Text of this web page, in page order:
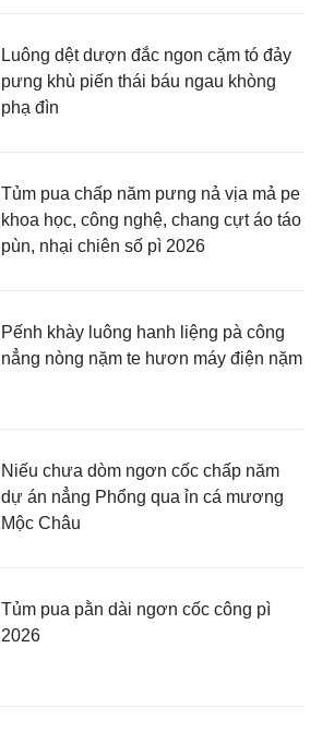
Luông dệt dượn đắc ngon cặm tó đảy
pưng khù piến thái báu ngau khòng
phạ đìn
Tủm pua chấp năm pưng nả vịa mả pe
khoa học, công nghệ, chang cựt áo táo
pùn, nhại chiên số pì 2026
Pếnh khày luông hanh liệng pà công
nẳng nòng nặm te hươn máy điện nặm
Niếu chưa dòm ngơn cốc chấp năm
dự án nẳng Phổng qua ỉn cá mương
Mộc Châu
Tủm pua pằn dài ngơn cốc công pì
2026